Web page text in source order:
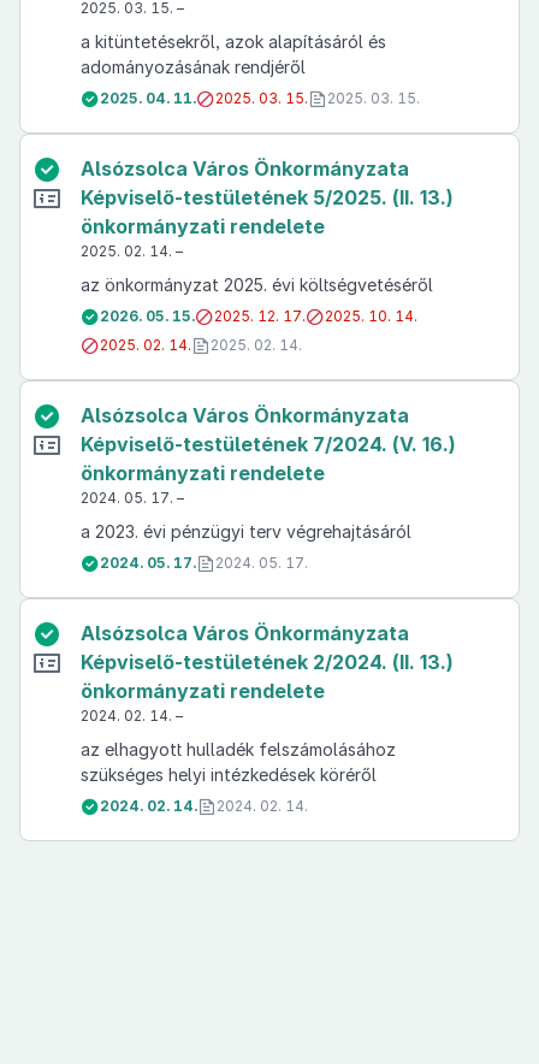
2025. 03. 15. –
a kitüntetésekről, azok alapításáról és
adományozásának rendjéről
2025. 04. 11. 2025. 03. 15. 2025. 03. 15.
Alsózsolca Város Önkormányzata
Képviselő-testületének 5/2025. (II. 13.)
önkormányzati rendelete
2025. 02. 14. –
az önkormányzat 2025. évi költségvetéséről
2026. 05. 15. 2025. 12. 17.
2025. 10. 14.
2025. 02. 14.
2025. 02. 14.
Alsózsolca Város Önkormányzata
Képviselő-testületének 7/2024. (V. 16.)
önkormányzati rendelete
2024. 05. 17. –
a 2023. évi pénzügyi terv végrehajtásáról
2024. 05. 17. 2024. 05. 17.
Alsózsolca Város Önkormányzata
Képviselő-testületének 2/2024. (II. 13.)
önkormányzati rendelete
2024. 02. 14. –
az elhagyott hulladék felszámolásához
szükséges helyi intézkedések köréről
2024. 02. 14. 2024. 02. 14.